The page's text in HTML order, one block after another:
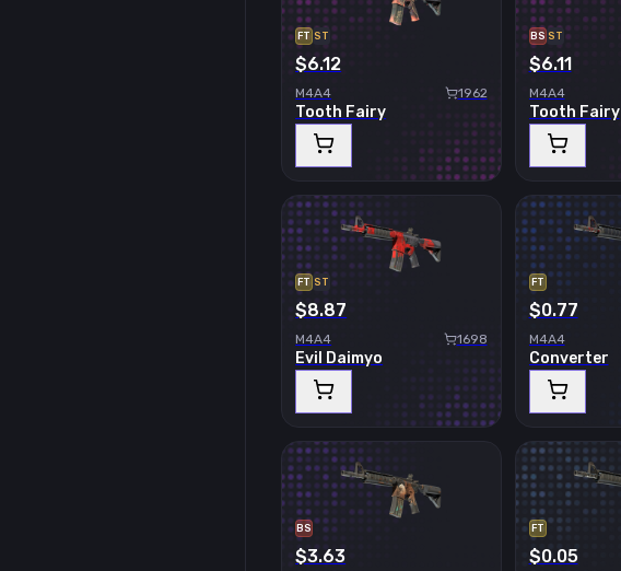
FT ST
$6.12
M4A4 1962
Tooth Fairy
BS ST
$6.11
M4A4
Tooth Fairy
FT ST
$8.87
M4A4 1698
Evil Daimyo
FT
$0.77
M4A4
Converter
BS
$3.63
FT
$0.05